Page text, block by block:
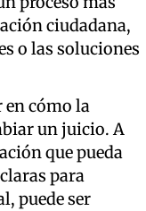
ciudadana,
o las soluciones
en cómo la
un juicio. A
que pueda
para
puede ser